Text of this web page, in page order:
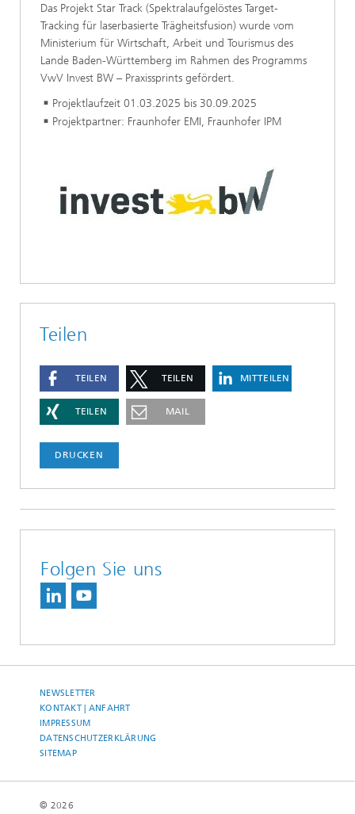
Das Projekt Star Track (Spektralaufgelöstes Target-
Tracking für laserbasierte Trägheitsfusion) wurde vom
Ministerium für Wirtschaft, Arbeit und Tourismus des
Lande Baden-Württemberg im Rahmen des Programms
VwV Invest BW – Praxissprints gefördert.
Projektlaufzeit 01.03.2025 bis 30.09.2025
Projektpartner: Fraunhofer EMI, Fraunhofer IPM
Teilen
TEILEN TEILEN MITTEILEN
TEILEN MAIL
DRUCKEN
Folgen Sie uns
NEWSLETTER
KONTAKT | ANFAHRT
IMPRESSUM
DATENSCHUTZERKLÄRUNG
SITEMAP
© 2026